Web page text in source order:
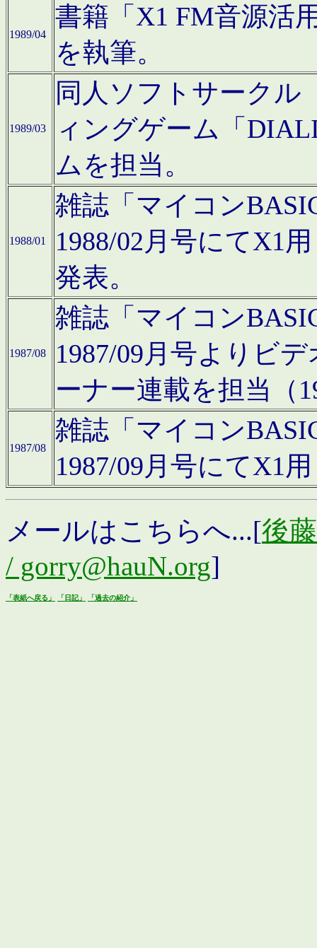
1989/04
書籍「X1 FM音源活
を執筆。
1989/03
同人ソフトサークル
ィングゲーム「
ムを担当。
1988/01
雑誌「マイコン
1988/02月号にてX1
発表。
1987/08
雑誌「マイコン
1987/09月号よりビ
ーナー連載を担当（
1987/08
雑誌「マイコン
1987/09月号にてX1
メールはこちらへ...[後
/ gorry@hauN.org]
「表紙へ戻る」 「日記」 「過去の紹介」